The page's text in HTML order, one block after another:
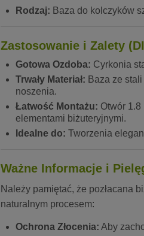
Rodzaj: Baza do kolczyków
Zastosowanie i Zalety
Gotowa Ozdoba: Cyrkonia
Trwały Materiał: Baza ze
noszenia.
Łatwość Montażu: Otwór
elementami biżuteryjnymi.
Idealne do: Tworzenia
Ważne Informacje i
Należy pamiętać, że pozłacana
naturalnym procesem:
Ochrona Złocenia: Aby